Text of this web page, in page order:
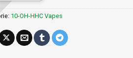
10-OH-HHC Vapes